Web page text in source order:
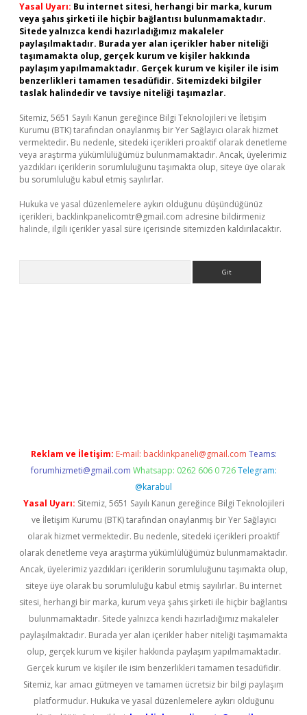
Yasal Uyarı: Bu internet sitesi, herhangi bir marka, kurum
veya şahıs şirketi ile hiçbir bağlantısı bulunmamaktadır.
Sitede yalnızca kendi hazırladığımız makaleler
paylaşılmaktadır. Burada yer alan içerikler haber niteliği
taşımamakta olup, gerçek kurum ve kişiler hakkında
paylaşım yapılmamaktadır. Gerçek kurum ve kişiler ile isim
benzerlikleri tamamen tesadüfidir. Sitemizdeki bilgiler
taslak halindedir ve tavsiye niteliği taşımazlar.
Sitemiz, 5651 Sayılı Kanun gereğince Bilgi Teknolojileri ve İletişim
Kurumu (BTK) tarafından onaylanmış bir Yer Sağlayıcı olarak hizmet
vermektedir. Bu nedenle, sitedeki içerikleri proaktif olarak denetleme
veya araştırma yükümlülüğümüz bulunmamaktadır. Ancak, üyelerimiz
yazdıkları içeriklerin sorumluluğunu taşımakta olup, siteye üye olarak
bu sorumluluğu kabul etmiş sayılırlar.
Hukuka ve yasal düzenlemelere aykırı olduğunu düşündüğünüz
içerikleri, backlinkpanelicomtr@gmail.com adresine bildirmeniz
halinde, ilgili içerikler yasal süre içerisinde sitemizden kaldırılacaktır.
Reklam ve İletişim: E-mail: backlinkpaneli@gmail.com Teams:
forumhizmeti@gmail.com Whatsapp: 0262 606 0 726 Telegram:
@karabul
Yasal Uyarı: Sitemiz, 5651 Sayılı Kanun gereğince Bilgi Teknolojileri
ve İletişim Kurumu (BTK) tarafından onaylanmış bir Yer Sağlayıcı
olarak hizmet vermektedir. Bu nedenle, sitedeki içerikleri proaktif
olarak denetleme veya araştırma yükümlülüğümüz bulunmamaktadır.
Ancak, üyelerimiz yazdıkları içeriklerin sorumluluğunu taşımakta olup,
siteye üye olarak bu sorumluluğu kabul etmiş sayılırlar. Bu internet
sitesi, herhangi bir marka, kurum veya şahıs şirketi ile hiçbir bağlantısı
bulunmamaktadır. Sitede yalnızca kendi hazırladığımız makaleler
paylaşılmaktadır. Burada yer alan içerikler haber niteliği taşımamakta
olup, gerçek kurum ve kişiler hakkında paylaşım yapılmamaktadır.
Gerçek kurum ve kişiler ile isim benzerlikleri tamamen tesadüfidir.
Sitemiz, kar amacı gütmeyen ve tamamen ücretsiz bir bilgi paylaşım
platformudur. Hukuka ve yasal düzenlemelere aykırı olduğunu